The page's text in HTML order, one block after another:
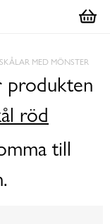
MED MÖNSTER
produkten
röd
till